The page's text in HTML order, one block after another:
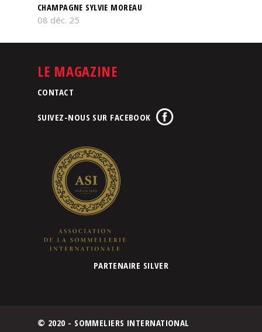
CHAMPAGNE SYLVIE MOREAU
08 déc. 25
LE MAGAZINE
CONTACT
SUIVEZ-NOUS SUR FACEBOOK
PARTENAIRE SILVER
© 2020 - SOMMELIERS INTERNATIONAL